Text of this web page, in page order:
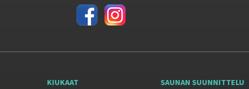
KIUKAAT
SAUNAN SUUNNITTELU